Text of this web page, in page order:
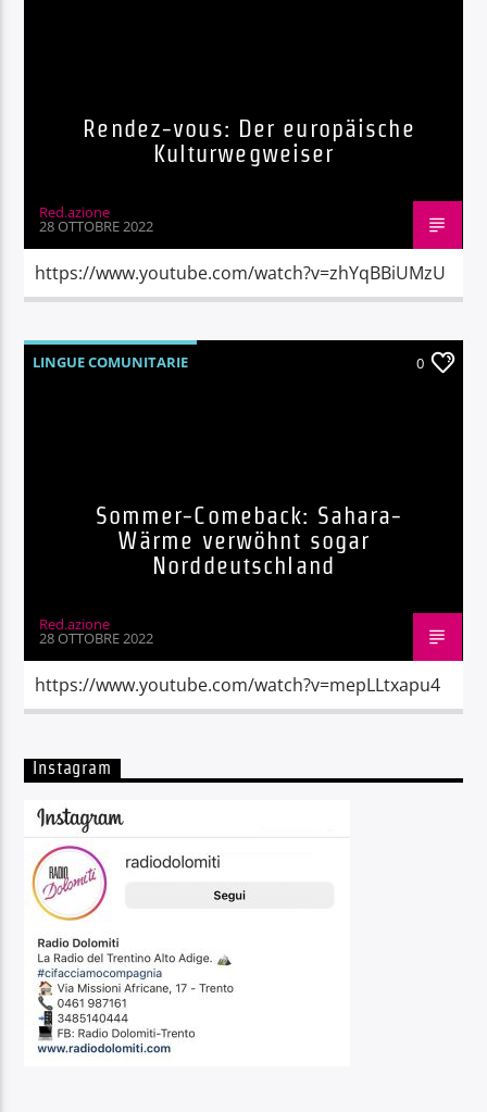
Rendez-vous: Der europäische
Kulturwegweiser
Red.azione
28 OTTOBRE 2022
https://www.youtube.com/watch?v=zhYqBBiUMzU
LINGUE COMUNITARIE 0
Sommer-Comeback: Sahara-
Wärme verwöhnt sogar
Norddeutschland
Red.azione
28 OTTOBRE 2022
https://www.youtube.com/watch?v=mepLLtxapu4
Instagram